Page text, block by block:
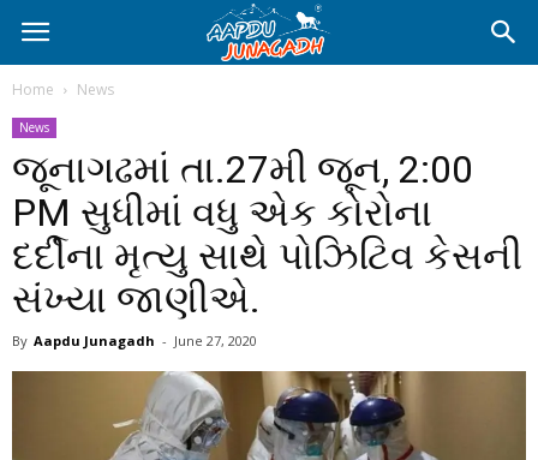
Home News
News
જૂનાગઢમાં તા.27મી જૂન, 2:00
PM સુધીમાં વધુ એક કોરોના
દર્દીના મૃત્યુ સાથે પોઝિટિવ કેસની
સંખ્યા જાણીએ.
By Aapdu Junagadh - June 27, 2020